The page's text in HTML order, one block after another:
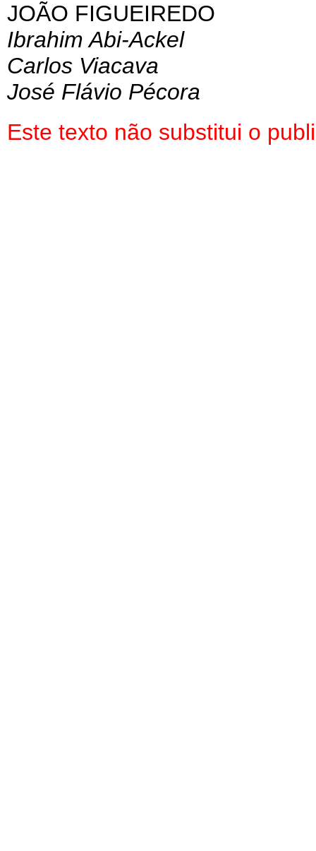
JOÃO FIGUEIREDO
Ibrahim Abi-Ackel
Carlos Viacava
José Flávio Pécora
Este texto não substitui o